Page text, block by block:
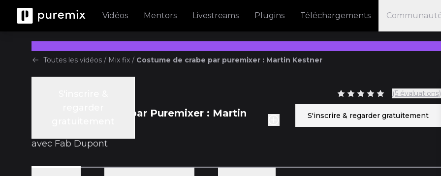
Vidéos Mentors Livestreams Plugins Téléchargements
Toutes les vidéos / Mix fix / Costume de crabe par puremixer : Martin Kestner
Costume de crabe par Puremixer : Martin
avec Fab Dupont
(5 évaluations)
S'inscrire & regarder gratuitement